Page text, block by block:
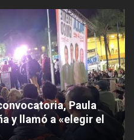
Gatella marcó el
a las elecciones